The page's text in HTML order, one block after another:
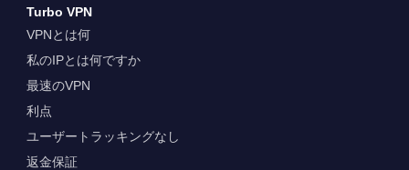
Turbo VPN
VPNとは何
私のIPとは何ですか
最速のVPN
利点
ユーザートラッキングなし
返金保証